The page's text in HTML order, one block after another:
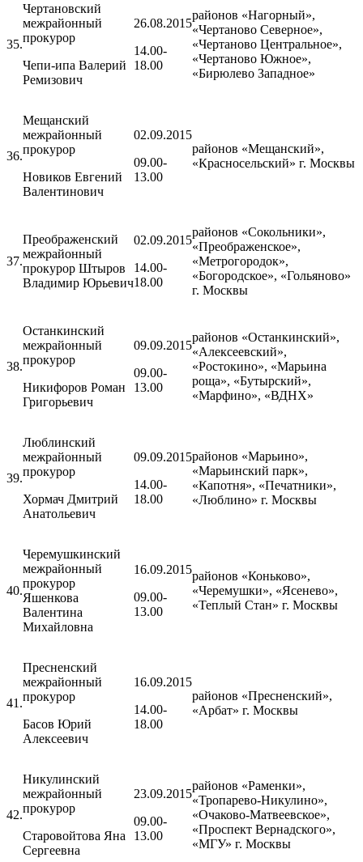
35.
Чертановский
межрайонный
прокурор
Чепи-ипа Валерий
Ремизович
26.08.2015
14.00-
18.00
районов «Нагорный»,
«Чертаново Северное»,
«Чертаново Центральное»,
«Чертаново Южное»,
«Бирюлево Западное»
36.
Мещанский
межрайонный
прокурор
Новиков Евгений
Валентинович
02.09.2015
09.00-
13.00
районов «Мещанский»,
«Красносельский» г. Москвы
37.
Преображенский
межрайонный
прокурор Штыров
Владимир Юрьевич
02.09.2015
14.00-
18.00
районов «Сокольники»,
«Преображенское»,
«Метрогородок»,
«Богородское», «Гольяново»
г. Москвы
38.
Останкинский
межрайонный
прокурор
Никифоров Роман
Григорьевич
09.09.2015
09.00-
13.00
районов «Останкинский»,
«Алексеевский»,
«Ростокино», «Марьина
роща», «Бутырский»,
«Марфино», «ВДНХ»
39.
Люблинский
межрайонный
прокурор
Хормач Дмитрий
Анатольевич
09.09.2015
14.00-
18.00
районов «Марьино»,
«Марьинский парк»,
«Капотня», «Печатники»,
«Люблино» г. Москвы
40.
Черемушкинский
межрайонный
прокурор
Яшенкова
Валентина
Михайловна
16.09.2015
09.00-
13.00
районов «Коньково»,
«Черемушки», «Ясенево»,
«Теплый Стан» г. Москвы
41.
Пресненский
межрайонный
прокурор
Басов Юрий
Алексеевич
16.09.2015
14.00-
18.00
районов «Пресненский»,
«Арбат» г. Москвы
42.
Никулинский
межрайонный
прокурор
Старовойтова Яна
Сергеевна
23.09.2015
09.00-
13.00
районов «Раменки»,
«Тропарево-Никулино»,
«Очаково-Матвеевское»,
«Проспект Вернадского»,
«МГУ» г. Москвы